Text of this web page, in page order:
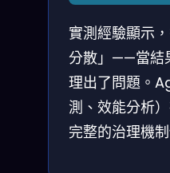
實測經驗顯示
分散」——當結
理出了問題。
測、效能分析
完整的治理機